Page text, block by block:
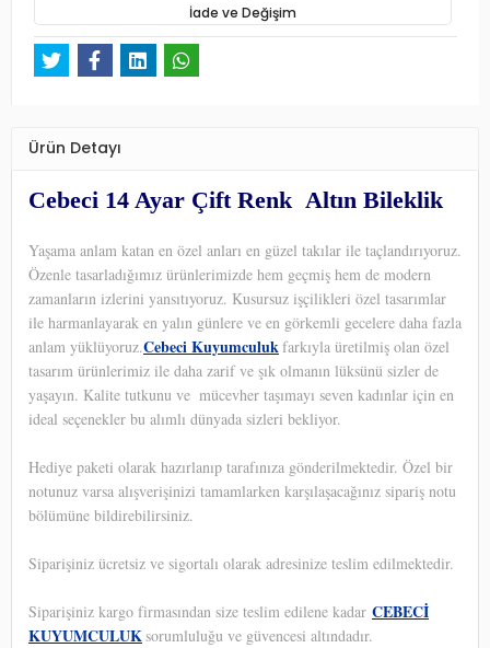
İade ve Değişim
Ürün Detayı
Cebeci 14 Ayar Çift Renk Altın Bileklik
Yaşama anlam katan en özel anları en güzel takılar ile taçlandırıyoruz.
Özenle tasarladığımız ürünlerimizde hem geçmiş hem de modern
zamanların izlerini yansıtıyoruz. Kusursuz işçilikleri özel tasarımlar
ile harmanlayarak en yalın günlere ve en görkemli gecelere daha fazla
anlam yüklüyoruz.Cebeci Kuyumculukfarkıyla üretilmiş olan özel
tasarım ürünlerimiz ile daha zarif ve şık olmanın lüksünü sizler de
yaşayın. Kalite tutkunu ve mücevher taşımayı seven kadınlar için en
ideal seçenekler bu alımlı dünyada sizleri bekliyor.
Hediye paketi olarak hazırlanıp tarafınıza gönderilmektedir. Özel bir
notunuz varsa alışverişinizi tamamlarken karşılaşacağınız sipariş notu
bölümüne bildirebilirsiniz.
Siparişiniz ücretsiz ve sigortalı olarak adresinize teslim edilmektedir.
Siparişiniz kargo firmasından size teslim edilene kadar CEBECİ
KUYUMCULUKsorumluluğu ve güvencesi altındadır.